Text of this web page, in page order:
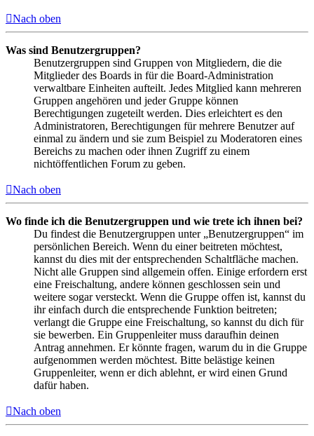
Nach oben
Was sind Benutzergruppen?
Benutzergruppen sind Gruppen von Mitgliedern, die die
Mitglieder des Boards in für die Board-Administration
verwaltbare Einheiten aufteilt. Jedes Mitglied kann mehreren
Gruppen angehören und jeder Gruppe können
Berechtigungen zugeteilt werden. Dies erleichtert es den
Administratoren, Berechtigungen für mehrere Benutzer auf
einmal zu ändern und sie zum Beispiel zu Moderatoren eines
Bereichs zu machen oder ihnen Zugriff zu einem
nichtöffentlichen Forum zu geben.
Nach oben
Wo finde ich die Benutzergruppen und wie trete ich ihnen bei?
Du findest die Benutzergruppen unter „Benutzergruppen“ im
persönlichen Bereich. Wenn du einer beitreten möchtest,
kannst du dies mit der entsprechenden Schaltfläche machen.
Nicht alle Gruppen sind allgemein offen. Einige erfordern erst
eine Freischaltung, andere können geschlossen sein und
weitere sogar versteckt. Wenn die Gruppe offen ist, kannst du
ihr einfach durch die entsprechende Funktion beitreten;
verlangt die Gruppe eine Freischaltung, so kannst du dich für
sie bewerben. Ein Gruppenleiter muss daraufhin deinen
Antrag annehmen. Er könnte fragen, warum du in die Gruppe
aufgenommen werden möchtest. Bitte belästige keinen
Gruppenleiter, wenn er dich ablehnt, er wird einen Grund
dafür haben.
Nach oben